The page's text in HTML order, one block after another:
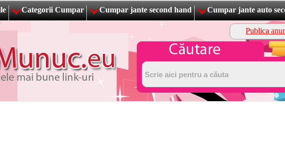
Categorii Cumpar Cumpar jante second hand Cumpar jante auto
Publica